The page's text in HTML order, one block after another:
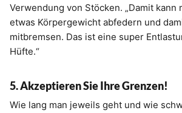
Verwendung von Stöcken. „Damit kann
etwas Körpergewicht abfedern und
mitbremsen. Das ist eine super
Hüfte.“
5. Akzeptieren Sie Ihre Grenzen!
Wie lang man jeweils geht und wie